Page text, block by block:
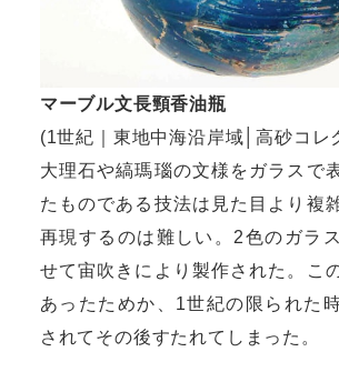
マーブル文長頸香油瓶
(1世紀｜東地中海沿岸域│高砂コレ
大理石や縞瑪瑙の文様をガラスで
たものである技法は見た目より複
再現するのは難しい。2色のガラ
せて宙吹きにより製作された。こ
あったためか、1世紀の限られた
されてその後すたれてしまった。